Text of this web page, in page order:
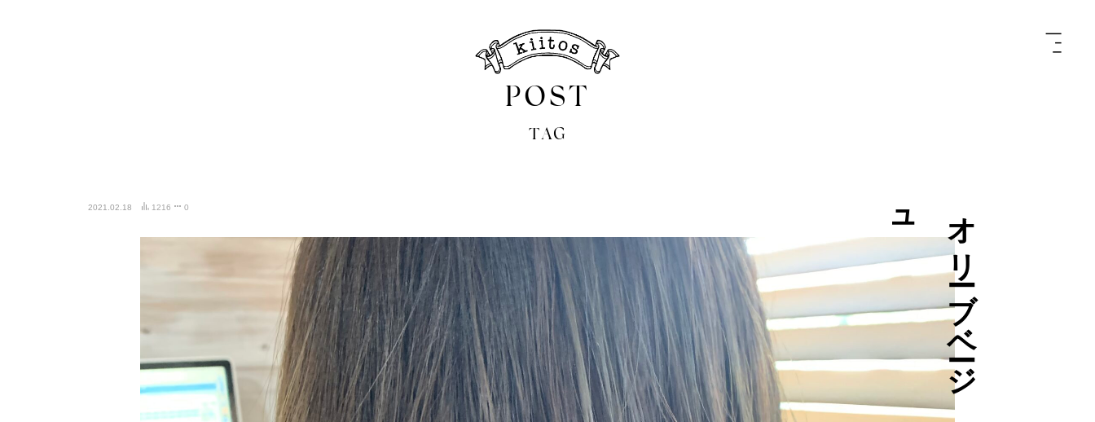
POST
TAG
2021.02.18 1216 0 オ
リ
ー
ブ
ベ
ー
ジ
ュ